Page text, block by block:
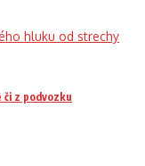
či z podvozku